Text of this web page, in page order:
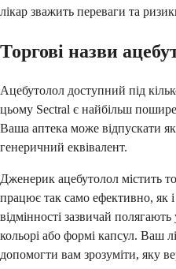
лікар зважить переваги та
Торгові назви
Ацебутолол доступний під
цьому Sectral є найбільш
Ваша аптека може відпускати
генеричний еквівалент.
Дженерик ацебутолол містить
працює так само ефективно, як
відмінності зазвичай
кольорі або формі капсул. Ваш
допомогти вам зрозуміти, яку